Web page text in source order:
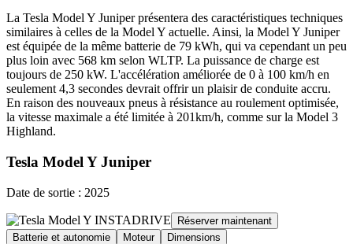
La Tesla Model Y Juniper présentera des caractéristiques techniques
similaires à celles de la Model Y actuelle. Ainsi, la Model Y Juniper
est équipée de la même batterie de 79 kWh, qui va cependant un peu
plus loin avec 568 km selon WLTP. La puissance de charge est
toujours de 250 kW. L'accélération améliorée de 0 à 100 km/h en
seulement 4,3 secondes devrait offrir un plaisir de conduite accru.
En raison des nouveaux pneus à résistance au roulement optimisée,
la vitesse maximale a été limitée à 201km/h, comme sur la Model 3
Highland.
Tesla Model Y Juniper
Date de sortie : 2025
Réserver maintenant
Batterie et autonomie
Moteur Dimensions